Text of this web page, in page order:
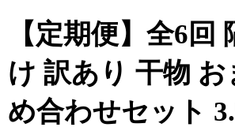
【定期便】全6回
け 訳あり 干物
め合わせセット